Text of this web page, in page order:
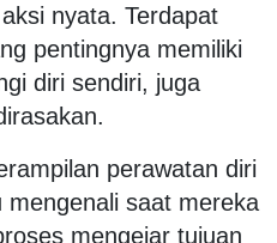
nyata. Terdapat
pentingnya memiliki
diri sendiri, juga
perawatan diri
saat mereka
mengejar tujuan